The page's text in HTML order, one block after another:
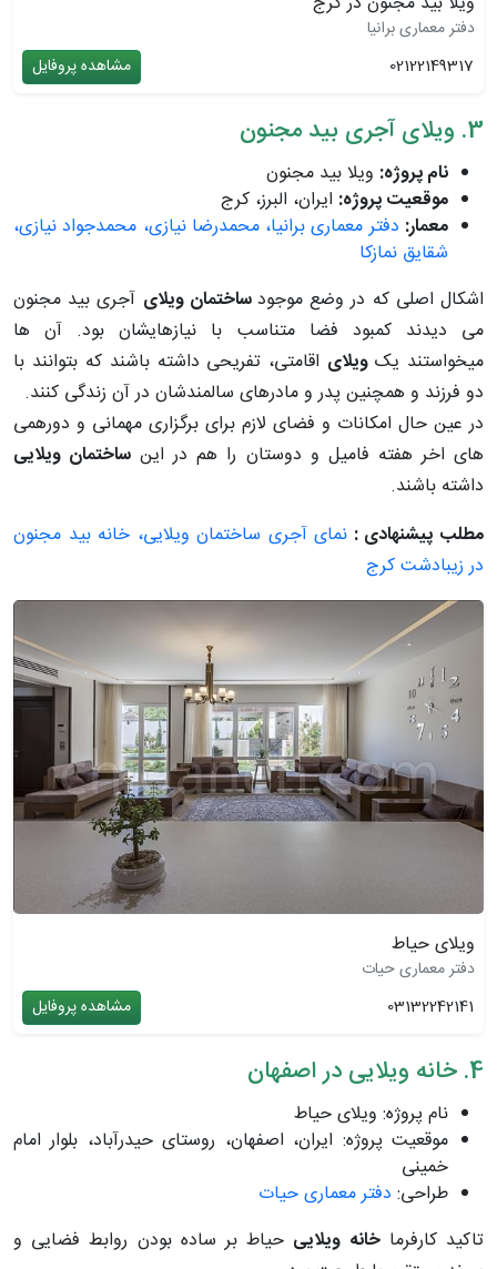
دفتر معماری برانیا
02122149317
مشاهده پروفایل
3. ویلای آجری بید مجنون
نام پروژه: ویلا بید مجنون
موقعیت پروژه: ایران، البرز، کرج
معمار: دفتر معماری برانیا، محمدرضا نیازی، محمدجواد نیازی،
شقایق نمازکا
اشکال اصلی که در وضع موجودساختمان ویلای آجری بید مجنون
می دیدند کمبود فضا متناسب با نیازهایشان بود. آن ها
میخواستند یکویلای اقامتی، تفریحی داشته باشند که بتوانند با
دو فرزند و همچنین پدر و مادرهای سالمندشان در آن زندگی کنند.
در عین حال امکانات و فضای لازم برای برگزاری مهمانی و دورهمی
های اخر هفته فامیل و دوستان را هم در این ساختمان ویلایی
داشته باشند.
مطلب پیشنهادی : نمای آجری ساختمان ویلایی، خانه بید مجنون
در زیبادشت کرج
ویلای حیاط
دفتر معماری حیات
03132242141
مشاهده پروفایل
4. خانه ویلایی در اصفهان
نام پروژه: ویلای حیاط
موقعیت پروژه: ایران، اصفهان، روستای حیدرآباد، بلوار امام
خمینی
طراحی: دفتر معماری حیات
تاکید کارفرماخانه ویلایی حیاط بر ساده بودن روابط فضایی و